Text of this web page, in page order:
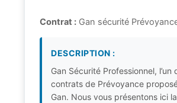
Contrat : Gan sécurité
DESCRIPTION :
Gan Sécurité Professionnel, l’un
contrats de Prévoyance
Gan. Nous vous présentons ici